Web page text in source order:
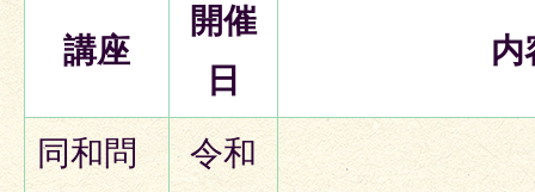
講座
開催
日
内
同和問
令和